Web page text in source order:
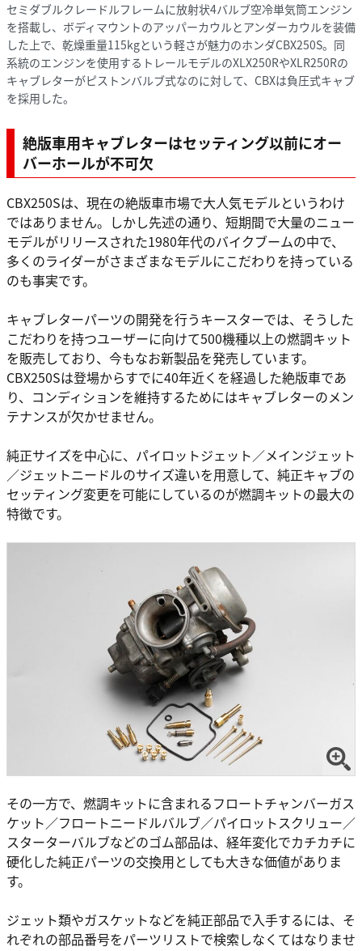
セミダブルクレードルフレームに放射状4バルブ空冷単気筒エンジン
を搭載し、ボディマウントのアッパーカウルとアンダーカウルを装備
した上で、乾燥重量115kgという軽さが魅力のホンダCBX250S。同
系統のエンジンを使用するトレールモデルのXLX250RやXLR250Rの
キャブレターがピストンバルブ式なのに対して、CBXは負圧式キャブ
を採用した。
絶版車用キャブレターはセッティング以前にオー
バーホールが不可欠
CBX250Sは、現在の絶版車市場で大人気モデルというわけ
ではありません。しかし先述の通り、短期間で大量のニュー
モデルがリリースされた1980年代のバイクブームの中で、
多くのライダーがさまざまなモデルにこだわりを持っている
のも事実です。
キャブレターパーツの開発を行うキースターでは、そうした
こだわりを持つユーザーに向けて500機種以上の燃調キット
を販売しており、今もなお新製品を発売しています。
CBX250Sは登場からすでに40年近くを経過した絶版車であ
り、コンディションを維持するためにはキャブレターのメン
テナンスが欠かせません。
純正サイズを中心に、パイロットジェット／メインジェット
／ジェットニードルのサイズ違いを用意して、純正キャブの
セッティング変更を可能にしているのが燃調キットの最大の
特徴です。
その一方で、燃調キットに含まれるフロートチャンバーガス
ケット／フロートニードルバルブ／パイロットスクリュー／
スターターバルブなどのゴム部品は、経年変化でカチカチに
硬化した純正パーツの交換用としても大きな価値がありま
す。
ジェット類やガスケットなどを純正部品で入手するには、そ
れぞれの部品番号をパーツリストで検索しなくてはなりませ